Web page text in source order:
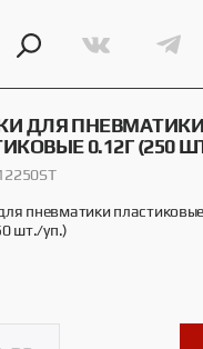
ДЛЯ ПНЕВМАТИКИ
0.12Г (250
пневматики
шт./уп.)